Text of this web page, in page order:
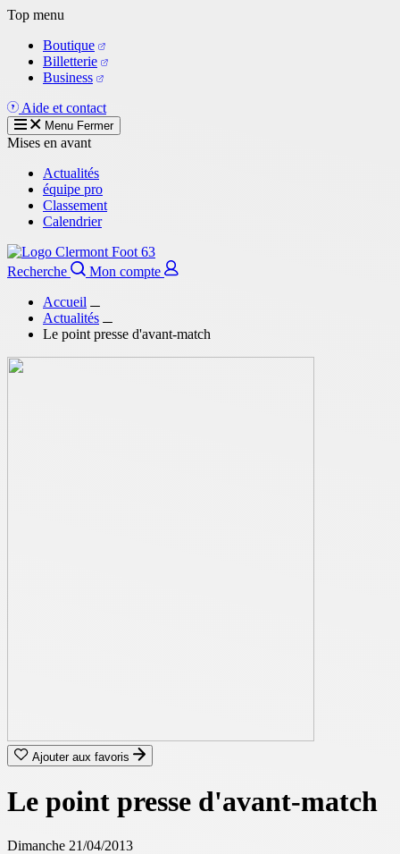
Aller
contenu
principal
Top menu
Boutique
Billetterie
Business
Aide et contact
Menu Fermer
Mises en avant
Actualités
équipe pro
Classement
Calendrier
Recherche
Mon compte
Accueil
Actualités
Le point presse d'avant-match
Ajouter aux favoris
Le point presse d'avant-match
Dimanche 21/04/2013